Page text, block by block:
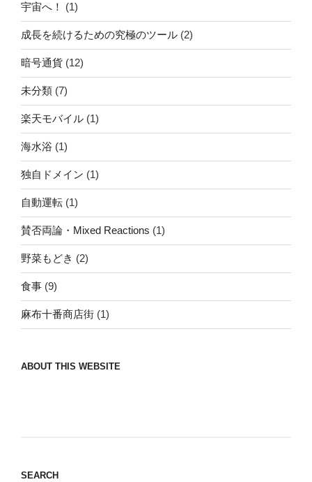
宇宙へ！ (1)
成長を続けるための究極のツール (2)
暗号通貨 (12)
未分類 (7)
楽天モバイル (1)
海水浴 (1)
独自ドメイン (1)
自動運転 (1)
賛否両論・Mixed Reactions (1)
野菜もどき (2)
食事 (9)
麻布十番商店街 (1)
ABOUT THIS WEBSITE
SEARCH